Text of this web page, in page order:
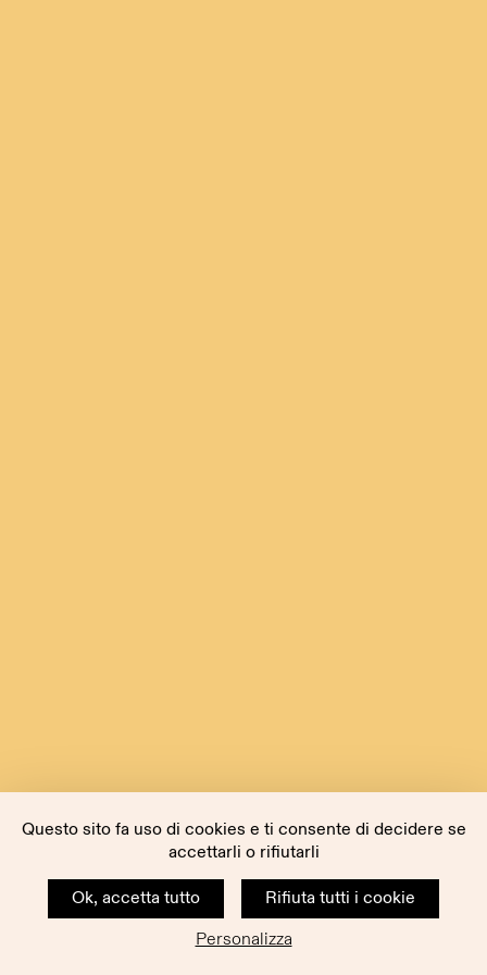
Questo sito fa uso di cookies e ti consente di decidere se
accettarli o rifiutarli
Ok, accetta tutto
Rifiuta tutti i cookie
Personalizza